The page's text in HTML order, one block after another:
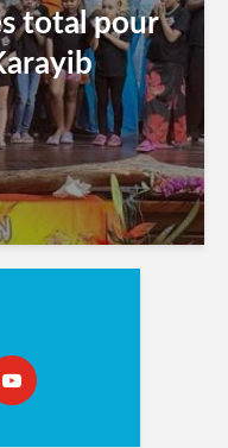
total pour